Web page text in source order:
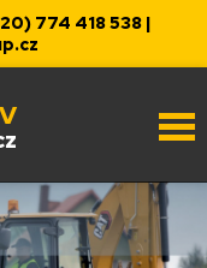
774 418 538 |